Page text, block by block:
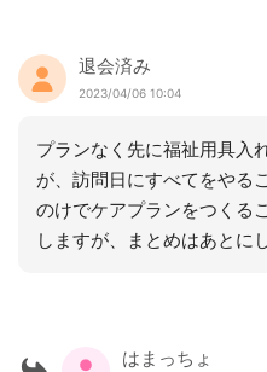
退会済み
2023/04/06 10:04
プランなく先に福祉用具入
が、訪問日にすべてをやる
のけでケアプランをつくる
しますが、まとめはあとに
はまっちょ